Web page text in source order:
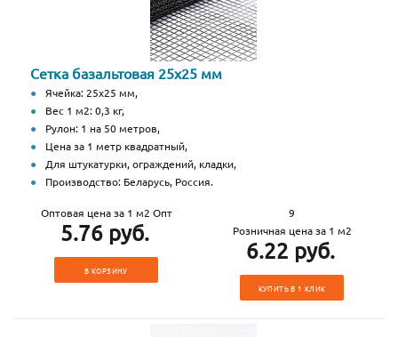
Сетка базальтовая 25х25 мм
Ячейка: 25х25 мм,
Вес 1 м2: 0,3 кг,
Рулон: 1 на 50 метров,
Цена за 1 метр квадратный,
Для штукатурки, ограждений, кладки,
Производство: Беларусь, Россия.
Оптовая цена за 1 м2 Опт
5.76 руб.
В КОРЗИНУ
9
Розничная цена за 1 м2
6.22 руб.
КУПИТЬ В 1 КЛИК